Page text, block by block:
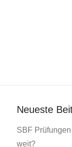
Neueste
SBF
weit?